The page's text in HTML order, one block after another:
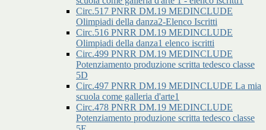
Circ.517 PNRR DM.19 MEDINCLUDE
Olimpiadi della danza2-Elenco Iscritti
Circ.516 PNRR DM.19 MEDINCLUDE
Olimpiadi della danza1 elenco iscritti
Circ.499 PNRR DM.19 MEDINCLUDE
Potenziamento produzione scritta tedesco classe
5D
Circ.497 PNRR DM.19 MEDINCLUDE La mia
scuola come galleria d'arte1
Circ.478 PNRR DM.19 MEDINCLUDE
Potenziamento produzione scritta tedesco classe